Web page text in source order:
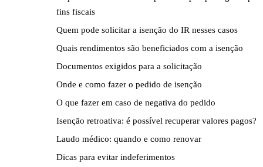
fins fiscais
Quem pode solicitar a isenção do IR nesses casos
Quais rendimentos são beneficiados com a isenção
Documentos exigidos para a solicitação
Onde e como fazer o pedido de isenção
O que fazer em caso de negativa do pedido
Isenção retroativa: é possível recuperar valores pagos?
Laudo médico: quando e como renovar
Dicas para evitar indeferimentos